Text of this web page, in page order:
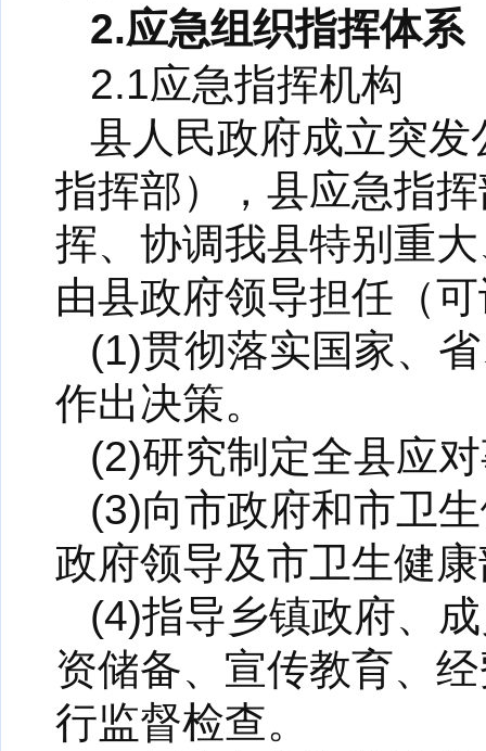
2.应急组织指挥体系
2.1应急指挥机构
县人民政府成立突
指挥部），县应急指
挥、协调我县特别重
由县政府领导担任（
(1)贯彻落实国家、
作出决策。
(2)研究制定全县应
(3)向市政府和市卫
政府领导及市卫生健
(4)指导乡镇政府、
资储备、宣传教育、
行监督检查。